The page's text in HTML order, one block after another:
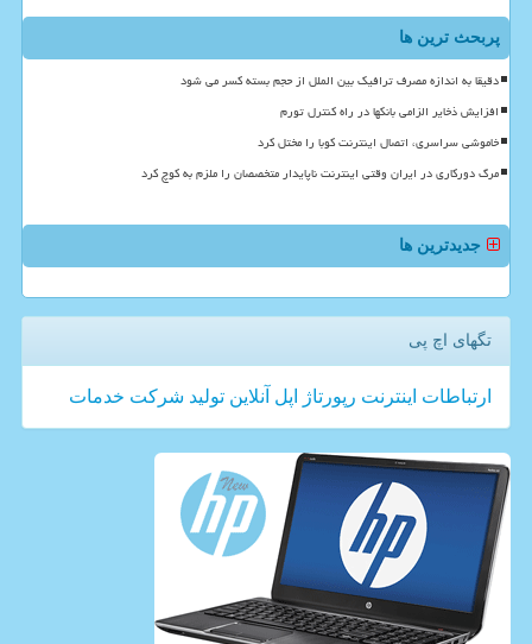
پربحث ترین ها
دقیقا به اندازه مصرف ترافیک بین الملل از حجم بسته کسر می شود
افزایش ذخایر الزامی بانکها در راه کنترل تورم
خاموشی سراسری، اتصال اینترنت کوبا را مختل کرد
مرگ دورکاری در ایران وقتی اینترنت ناپایدار متخصصان را ملزم به کوچ کرد
جدیدترین ها
تگهای اچ پی
ارتباطات اینترنت رپورتاژ اپل آنلاین تولید شركت خدمات